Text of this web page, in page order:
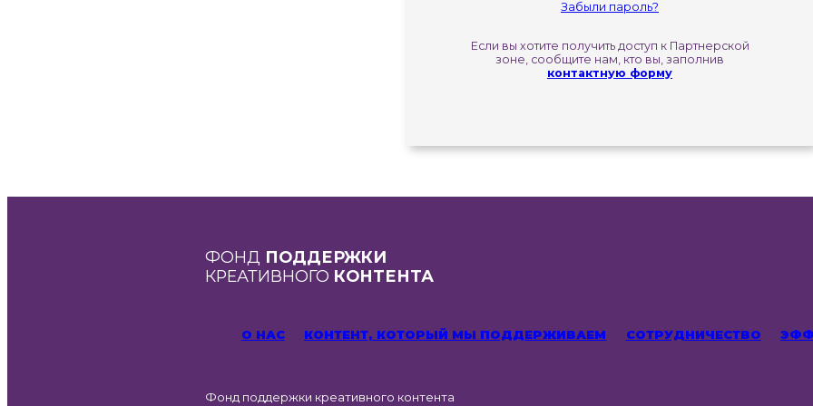
Забыли пароль?
Если вы хотите получить доступ к Партнерской
зоне, сообщите нам, кто вы, заполнив
контактную форму
ФОНД ПОДДЕРЖКИ
КРЕАТИВНОГО КОНТЕНТА
О НАС КОНТЕНТ, КОТОРЫЙ МЫ ПОДДЕРЖИВАЕМ СОТРУДНИЧЕСТВО
Фонд поддержки креативного контента